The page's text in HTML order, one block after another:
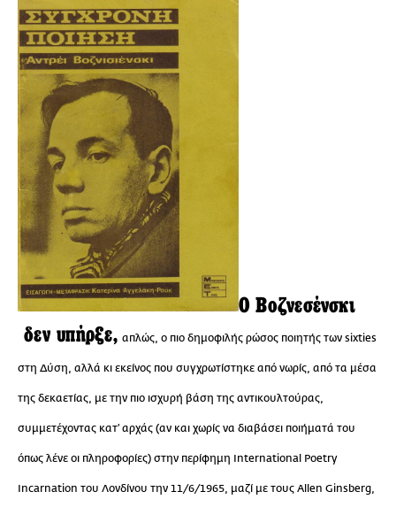
Ο Βοζνεσένσκι
δεν υπήρξε, απλώς, ο πιο δημοφιλής ρώσος ποιητής των sixties
στη Δύση, αλλά κι εκείνος που συγχρωτίστηκε από νωρίς, από τα μέσα
της δεκαετίας, με την πιο ισχυρή βάση της αντικουλτούρας,
συμμετέχοντας κατ’ αρχάς (αν και χωρίς να διαβάσει ποιήματά του
όπως λένε οι πληροφορίες) στην περίφημη International Poetry
Incarnation του Λονδίνου την 11/6/1965, μαζί με τους Allen Ginsberg,